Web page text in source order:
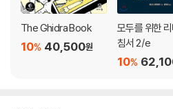
__요약
4장. 해시 함수와 디지털 서명
__해시 함수
The Ghidra Book
40,500원
10%
모두를 위한
침서 2/e
10%